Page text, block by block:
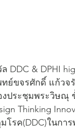
DDC & DPHI
ทย์ขจรศักดิ์ แก้วจ
ประชุมพระวิษณุ
Thinking
โรค(DDC)ในกา